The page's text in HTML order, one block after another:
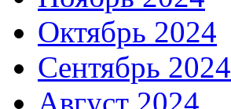
Октябрь 2024
Сентябрь 2024